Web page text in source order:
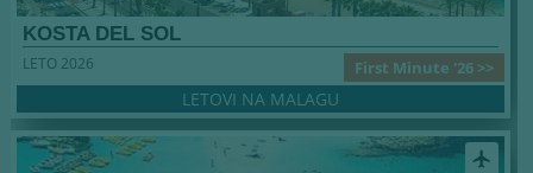
KOSTA DEL SOL
First Minute '26 >>
LETO 2026
LETOVI NA MALAGU
airplanemode_active